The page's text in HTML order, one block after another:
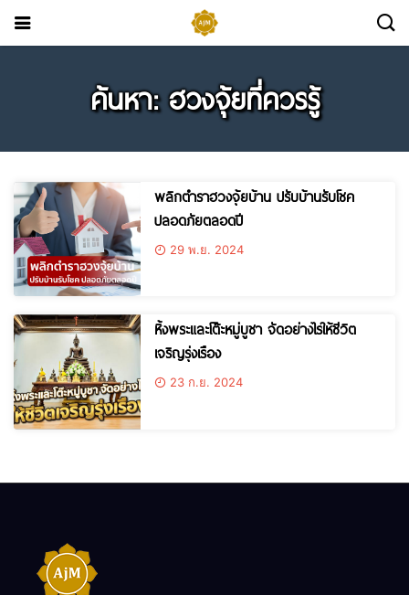
ค้นหา: ฮวงจุ้ยที่ควรรู้
พลิกตำราฮวงจุ้ยบ้าน ปรับบ้านรับโชค
ปลอดภัยตลอดปี
29 พ.ย. 2024
หิ้งพระและโต๊ะหมู่บูชา จัดอย่างไรให้ชีวิต
เจริญรุ่งเรือง​
23 ก.ย. 2024